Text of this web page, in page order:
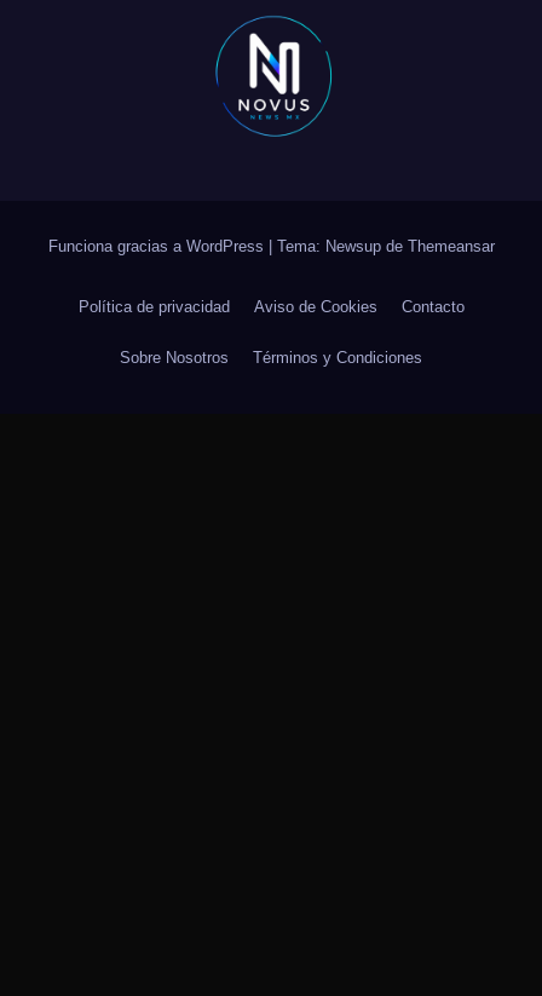
Funciona gracias a WordPress | Tema: Newsup de Themeansar
Política de privacidad Aviso de Cookies Contacto
Sobre Nosotros Términos y Condiciones